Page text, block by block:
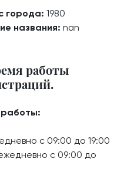
города: 1980
названия: nan
работы
с 09:00 до 19:00
с 09:00 до